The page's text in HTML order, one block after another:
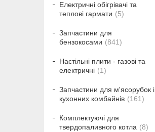
Електричні обігрівачі та
теплові гармати
5
Запчастини для
бензокосами
841
Настільні плити - газові та
електричні
1
Запчастини для м'ясорубок і
кухонних комбайнів
161
Комплектуючі для
твердопаливного котла
8